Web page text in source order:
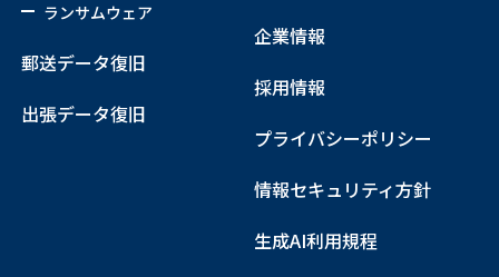
ランサムウェア
郵送データ復旧
出張データ復旧
企業情報
採用情報
プライバシーポリシー
情報セキュリティ方針
生成AI利用規程